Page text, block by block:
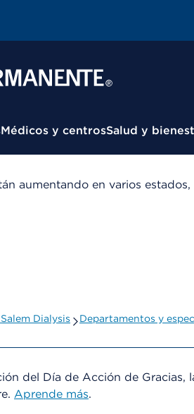
Médicos y centrosSalud y
aumentando en varios
Dialysis Departamentos y
del Día de Acción de Gracias,
Aprende más.